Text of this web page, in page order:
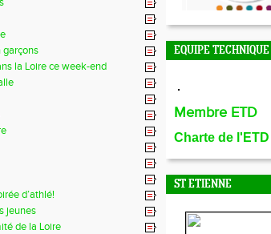
garçons
la Loire ce week-end
d’athlé!
jeunes
de la Loire
EQUIPE TECHNIQUE
Membre ETD
Charte de l'ETD
ST ETIENNE